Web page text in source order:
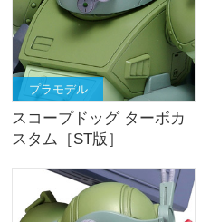
プラモデル
スコープドッグ ターボカ
スタム［ST版］